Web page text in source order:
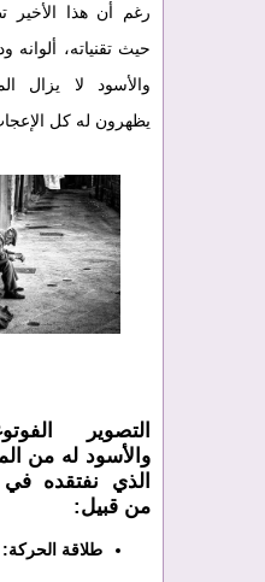
رغم أن هذا
حيث تقنياته، ألوانه
والأسود لا يزال
يظهرون له كل
التصوير
والأسود له من
الذي نفتقده في
من قبيل:
طلاقة الحركة: